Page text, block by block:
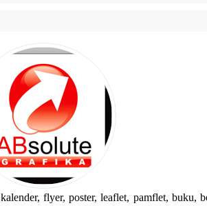
flyer, poster, leaflet, pamflet,